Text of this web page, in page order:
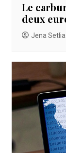
Le
deux
Jena Setlia